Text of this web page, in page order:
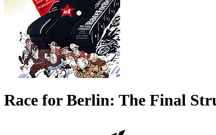
Race for Berlin: The Final